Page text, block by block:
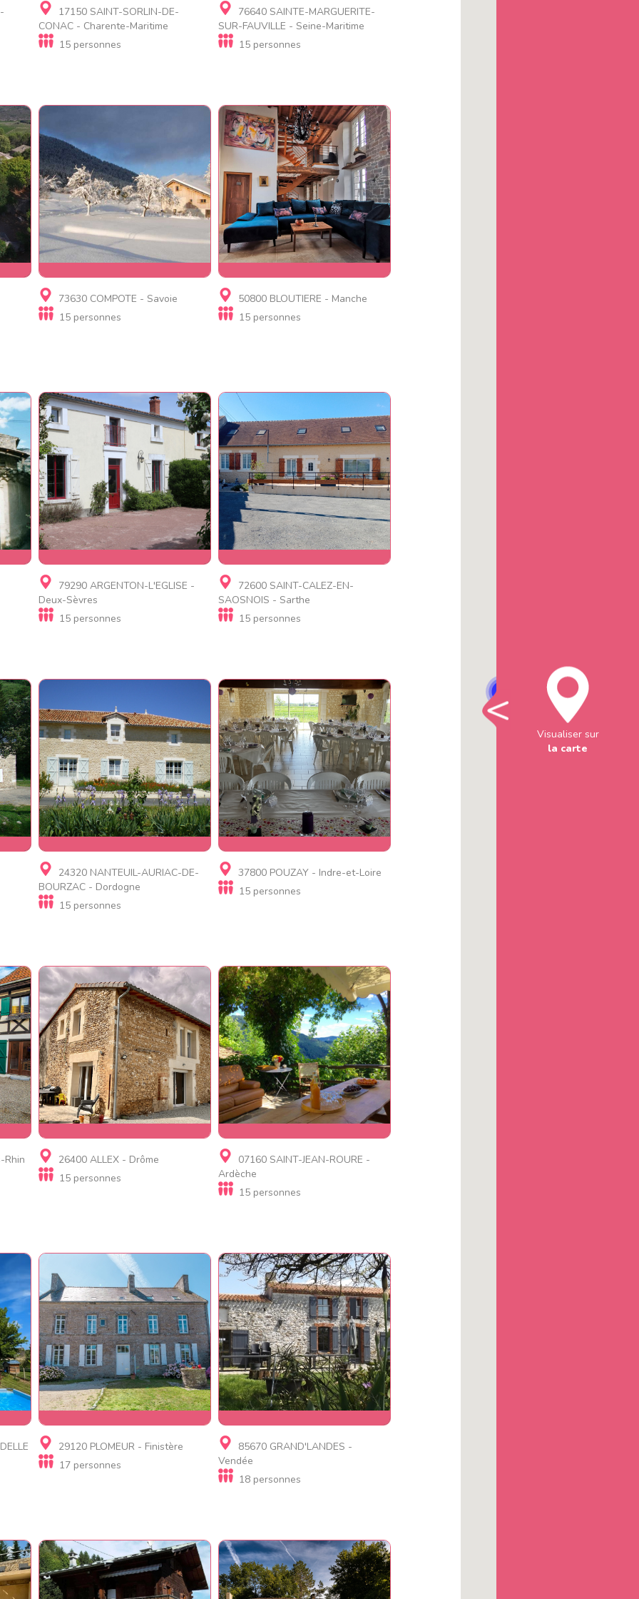
Gite, Gite de luxe
Domaine L'Horizon
17150 SAINT-SORLIN-DE-
CONAC - Charente-Maritime
15 personnes
Gite
Gîte 3 étoiles de 15
personnes, Le Pré aux ânes
76640 SAINTE-MARGUERITE-
SUR-FAUVILLE - Seine-Maritime
15 personnes
Gite
Gîte le Moulin Rochette et
Lanchette 15 places
73630 COMPOTE - Savoie
15 personnes
Gite, Gite de luxe
Domaine LVD
50800 BLOUTIERE - Manche
15 personnes
Gite
GITE LES MIRABELLES
79290 ARGENTON-L'EGLISE -
Deux-Sèvres
15 personnes
Gite, Gite d'étape
Gite les Essarts
72600 SAINT-CALEZ-EN-
SAOSNOIS - Sarthe
15 personnes
Gite, Chambre d'hôtes
Gîte jusqu'à 15 personnes Le
Moulin du Treuil
24320 NANTEUIL-AURIAC-DE-
BOURZAC - Dordogne
15 personnes
Gite, Chambre d'hôtes
Au Pré Charmant
37800 POUZAY - Indre-et-Loire
15 personnes
Rhin
Gite
La ferme des Ramières
26400 ALLEX - Drôme
15 personnes
Gite
Gîte nature 9-15 pers -
Terrasses des Boutisses
07160 SAINT-JEAN-ROURE -
Ardèche
15 personnes
Gite, Gite d'étape, Gite
insolite
Le Presbytère de Plomeur
29120 PLOMEUR - Finistère
17 personnes
Gite, Gite d'étape
La Faerie - Tout événement, 18
personnes
85670 GRAND'LANDES -
Vendée
18 personnes
Visualiser sur
la carte